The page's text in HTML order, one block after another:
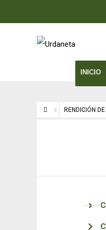
INICIO
RENDICIÓN